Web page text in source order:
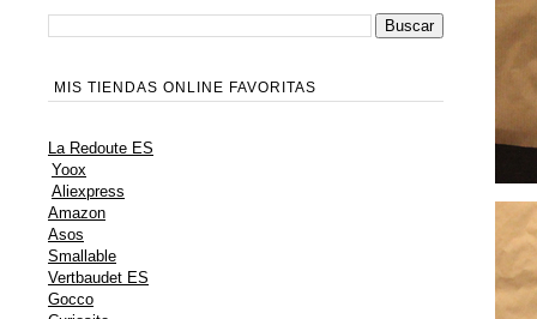
MIS TIENDAS ONLINE FAVORITAS
La Redoute ES
Yoox
Aliexpress
Amazon
Asos
Smallable
Vertbaudet ES
Gocco